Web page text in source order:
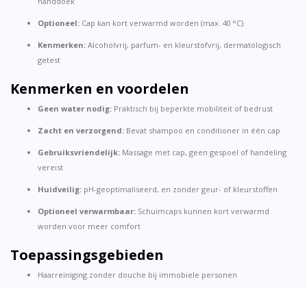
Optioneel: Cap kan kort verwarmd worden (max. 40 °C)
Kenmerken: Alcoholvrij, parfum- en kleurstofvrij, dermatologisch
getest
Kenmerken en voordelen
Geen water nodig: Praktisch bij beperkte mobiliteit of bedrust
Zacht en verzorgend: Bevat shampoo en conditioner in één cap
Gebruiksvriendelijk: Massage met cap, geen gespoel of handeling
vereist
Huidveilig: pH-geoptimaliseerd, en zonder geur- of kleurstoffen
Optioneel verwarmbaar: Schuimcaps kunnen kort verwarmd
worden voor meer comfort
Toepassingsgebieden
Haarreiniging zonder douche bij immobiele personen